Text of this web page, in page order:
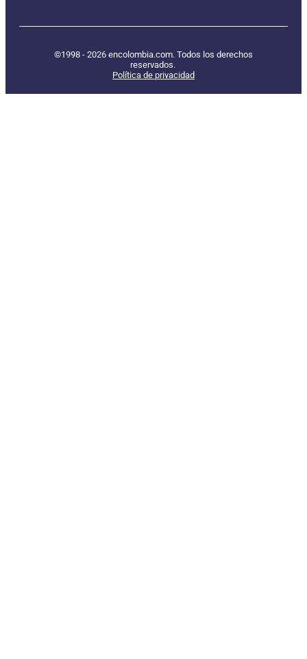
©1998 - 2026 encolombia.com. Todos los derechos
reservados.
Política de privacidad